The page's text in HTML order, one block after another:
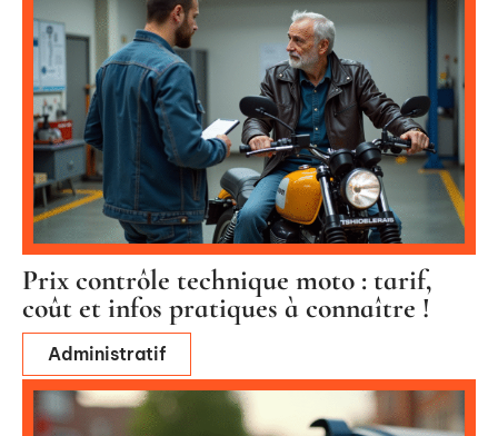
Prix contrôle technique moto : tarif,
coût et infos pratiques à connaître !
Administratif